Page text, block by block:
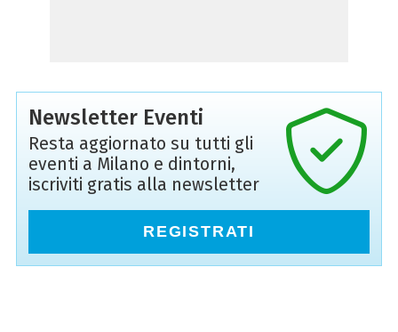
Newsletter Eventi
Resta aggiornato su tutti gli
eventi a Milano e dintorni,
iscriviti gratis alla newsletter
REGISTRATI